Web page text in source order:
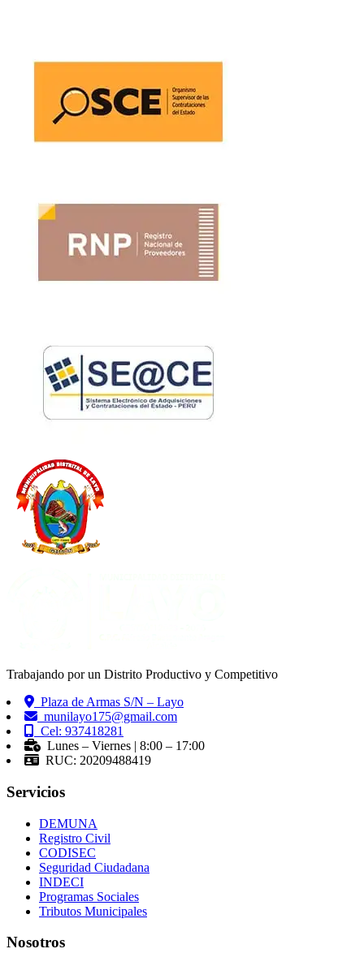
Trabajando por un Distrito Productivo y Competitivo
Plaza de Armas S/N – Layo
munilayo175@gmail.com
Cel: 937418281
Lunes – Viernes | 8:00 – 17:00
RUC: 20209488419
Servicios
DEMUNA
Registro Civil
CODISEC
Seguridad Ciudadana
INDECI
Programas Sociales
Tributos Municipales
Nosotros